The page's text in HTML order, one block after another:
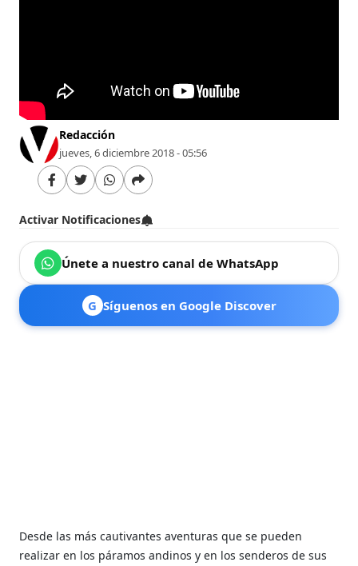
Redacción
jueves, 6 diciembre 2018 - 05:56
Activar Notificaciones
Únete a nuestro canal de WhatsApp
G Síguenos en Google Discover
Desde las más cautivantes aventuras que se pueden
realizar en los páramos andinos y en los senderos de sus